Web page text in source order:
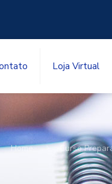
Loja Virtual
Home Curso